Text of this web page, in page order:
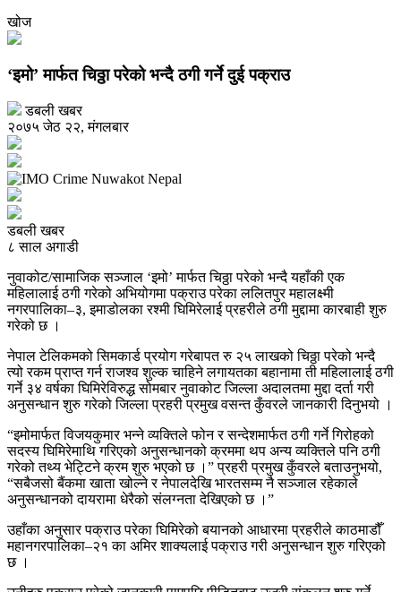
खोज
‘इमो’ मार्फत चिठ्ठा परेको भन्दै ठगी गर्ने दुई पक्राउ
डबली खबर
२०७५ जेठ २२, मंगलबार
डबली खबर
८ साल अगाडी
नुवाकोट/सामाजिक सञ्जाल ‘इमो’ मार्फत चिठ्ठा परेको भन्दै यहाँकी एक
महिलालाई ठगी गरेको अभियोगमा पक्राउ परेका ललितपुर महालक्ष्मी
नगरपालिका–३, इमाडोलका रश्मी घिमिरेलाई प्रहरीले ठगी मुद्दामा कारबाही शुरु
गरेको छ ।
नेपाल टेलिकमको सिमकार्ड प्रयोग गरेबापत रु २५ लाखको चिठ्ठा परेको भन्दै
त्यो रकम प्राप्त गर्न राजश्व शुल्क चाहिने लगायतका बहानामा ती महिलालाई ठगी
गर्ने ३४ वर्षका घिमिरेविरुद्ध सोमबार नुवाकोट जिल्ला अदालतमा मुद्दा दर्ता गरी
अनुसन्धान शुरु गरेको जिल्ला प्रहरी प्रमुख वसन्त कुँवरले जानकारी दिनुभयो ।
“इमोमार्फत विजयकुमार भन्ने व्यक्तिले फोन र सन्देशमार्फत ठगी गर्ने गिरोहको
सदस्य घिमिरेमाथि गरिएको अनुसन्धानको क्रममा थप अन्य व्यक्तिले पनि ठगी
गरेको तथ्य भेट्टिने क्रम शुरु भएको छ ।” प्रहरी प्रमुख कुँवरले बताउनुभयो,
“सबैजसो बैंकमा खाता खोल्ने र नेपालदेखि भारतसम्म नै सञ्जाल रहेकाले
अनुसन्धानको दायरामा धेरैको संलग्नता देखिएको छ ।”
उहाँका अनुसार पक्राउ परेका घिमिरेको बयानको आधारमा प्रहरीले काठमाडौँ
महानगरपालिका–२१ का अमिर शाक्यलाई पक्राउ गरी अनुसन्धान शुरु गरिएको
छ ।